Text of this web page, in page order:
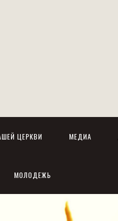
ЦЕРКВИ МЕДИА
МОЛОДЕЖЬ